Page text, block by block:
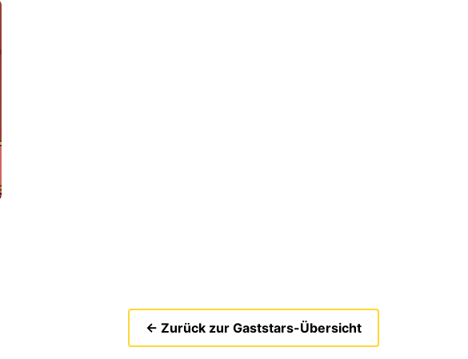
← Zurück zur Gaststars-Übersicht